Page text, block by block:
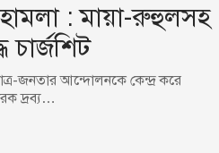
: মায়া-রুহুলসহ
জনতার আন্দোলনকে কেন্দ্র করে
দ্রব্য…